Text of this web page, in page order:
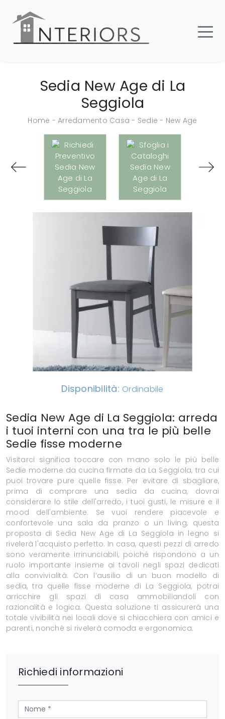
Sedia New Age di La
Seggiola
Home -Arredamento Casa - Sedie - New Age
Disponibilità: Ordinabile
Sedia New Age di La Seggiola: arreda
i tuoi interni con una tra le più belle
Sedie fisse moderne
Visitarci significa toccare con mano solo le più belle
Sedie moderne da cucina firmate da La Seggiola, tra cui
puoi trovare pure quelle fisse. Per evitare di sbagliare,
prima di comprare una sedia da cucina, dovrai
considerare lo stile dell'arredo, i tuoi gusti, le misure e il
mood dell'ambiente. Se vuoi rendere piacevole e
confortevole una sala da pranzo o un living, questa
proposta di Sedia New Age di La Seggiola in legno si
rivelerà l'acquisto perfetto. In casa, questi pezzi di arredo
sono veramente irrinunciabili, poiché rispondono a un
ruolo importante insieme ai tavoli negli spazi dedicati
alla convivialità. Con l’ausilio di un buon modello di
sedia, tra quelle fisse moderne di La Seggiola, potrai
arricchire gli spazi di casa ammobiliandoli con
razionalità e logica. Questa soluzione ti assicurerà una
totale vivibilità nei locali dove si chiacchiera con amici e
parenti, nonché si rivelerà comoda e ergonomica.
Richiedi informazioni